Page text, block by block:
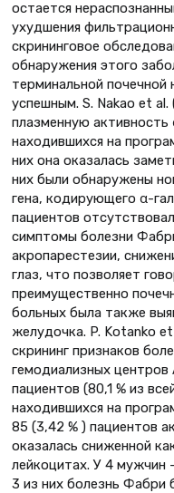
остается
ухудшения
скрининговое
обнаружения этого
терминальной
успешным. S. Nakao et
плазменную
находившихся на
них она оказалась
них были обнаружены
гена, кодирующего α-
пациентов
симптомы болезни
акропарестезии,
глаз, что позволяет
преимущественно
больных была также
желудочка. P. Kotanko
скрининг признаков
гемодиализных
пациентов (80,1 % из
находившихся на
85 (3,42 % ) пациентов
оказалась сниженной
лейкоцитах. У 4 мужчин
3 из них болезнь Фабри